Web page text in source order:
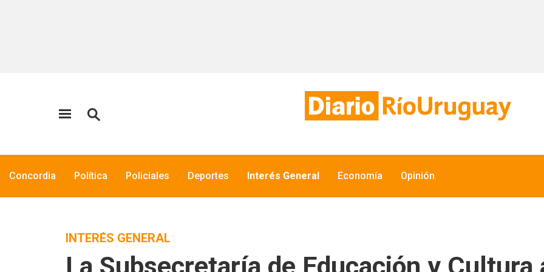
Concordia Política Policiales Deportes Interés General Economía Opinión
INTERÉS GENERAL
La Subsecretaría de Educación y Cultura